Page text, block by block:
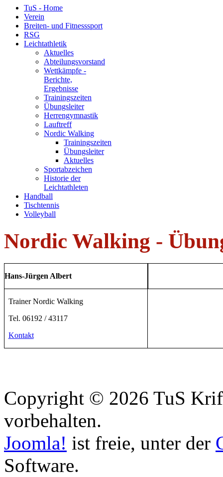
TuS - Home
Verein
Breiten- und Fitnesssport
RSG
Leichtathletik
Aktuelles
Abteilungsvorstand
Wettkämpfe -
Berichte,
Ergebnisse
Trainingszeiten
Übungsleiter
Herrengymnastik
Lauftreff
Nordic Walking
Trainingszeiten
Übungsleiter
Aktuelles
Sportabzeichen
Historie der
Leichtathleten
Handball
Tischtennis
Volleyball
Nordic Walking -
Hans-Jürgen Albert
Trainer Nordic Walking
Tel. 06192 / 43117
Kontakt
Copyright © 2026 TuS
vorbehalten.
Joomla! ist freie, unter der
Software.